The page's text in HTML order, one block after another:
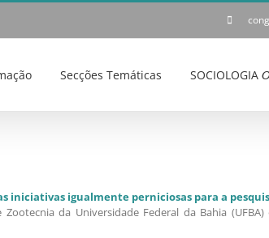
Secções Temáticas SOCIOLOGIA
iniciativas igualmente perniciosas para a
da Universidade Federal da Bahia